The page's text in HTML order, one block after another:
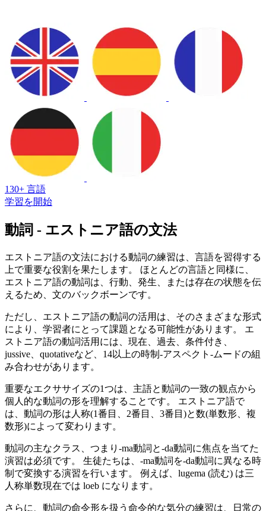
130+ 言語
学習を開始
動詞 - エストニア語の文法
エストニア語の文法における動詞の練習は、言語を習得する
上で重要な役割を果たします。 ほとんどの言語と同様に、
エストニア語の動詞は、行動、発生、または存在の状態を伝
えるため、文のバックボーンです。
ただし、エストニア語の動詞の活用は、そのさまざまな形式
により、学習者にとって課題となる可能性があります。 エ
ストニア語の動詞活用には、現在、過去、条件付き、
jussive、quotativeなど、14以上の時制-アスペクト-ムードの組
み合わせがあります。
重要なエクササイズの1つは、主語と動詞の一致の観点から
個人的な動詞の形を理解することです。 エストニア語で
は、動詞の形は人称(1番目、2番目、3番目)と数(単数形、複
数形)によって変わります。
動詞の主なクラス、つまり-ma動詞と-da動詞に焦点を当てた
演習は必須です。 生徒たちは、-ma動詞を-da動詞に異なる時
制で変換する演習を行います。 例えば、lugema (読む) は三
人称単数現在では loeb になります。
さらに、動詞の命令形を扱う命令的な気分の練習は、日常の